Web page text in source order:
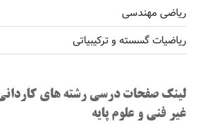
ریاضی مهندسی
ریاضیات گسسته و ترکیبیاتی
لینک صفحات درسی رشته های
غیر فنی و علوم پایه